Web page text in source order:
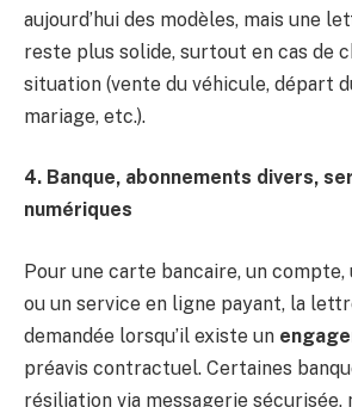
aujourd’hui des modèles, mais une
reste plus solide, surtout en cas de
situation (vente du véhicule, départ
mariage, etc.).
4. Banque, abonnements divers,
numériques
Pour une carte bancaire, un
ou un service en ligne payant, la
demandée lorsqu’il existe un
préavis contractuel. Certaines
résiliation via messagerie sécurisée,